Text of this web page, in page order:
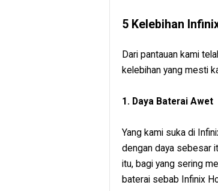
5 Kelebihan
Dari pantauan kami
kelebihan yang mesti
1. Daya Baterai Awet
Yang kami suka di
dengan daya sebesar
itu, bagi yang sering
baterai sebab Infinix